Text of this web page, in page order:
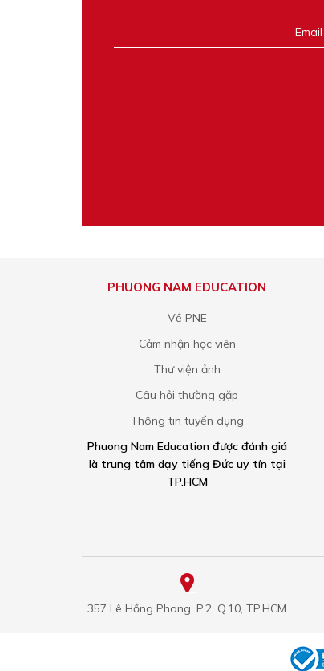
PHUONG NAM EDUCATION
Về PNE
Cảm nhận học viên
Thư viện ảnh
Câu hỏi thường gặp
Thông tin tuyển dụng
Phuong Nam Education được đánh giá
là trung tâm dạy tiếng Đức uy tín tại
TP.HCM
357 Lê Hồng Phong, P.2, Q.10, TP.HCM